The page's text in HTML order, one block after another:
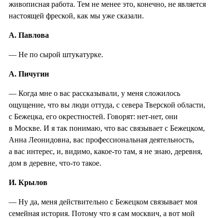
живописная работа. Тем не менее это, конечно, не является
настоящей фреской, как мы уже сказали.
А. Павлова
— Не по сырой штукатурке.
А. Пичугин
— Когда мне о вас рассказывали, у меня сложилось
ощущение, что вы люди оттуда, с севера Тверской области,
с Бежецка, его окрестностей. Говорят: нет-нет, они
в Москве. И я так понимаю, что вас связывает с Бежецком,
Анна Леонидовна, вас профессиональная деятельность,
а вас интерес, и, видимо, какое-то там, я не знаю, деревня,
дом в деревне, что-то такое.
И. Крылов
— Ну да, меня действительно с Бежецком связывает моя
семейная история. Потому что я сам москвич, а вот мой